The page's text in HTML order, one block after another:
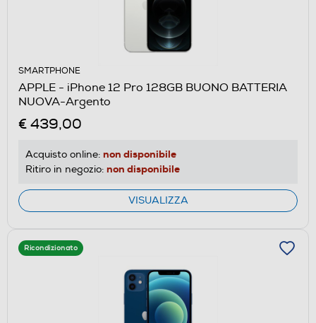
SMARTPHONE
APPLE - iPhone 12 Pro 128GB BUONO BATTERIA
NUOVA-Argento
€ 439,00
Acquisto online: non disponibile
Ritiro in negozio: non disponibile
VISUALIZZA
Ricondizionato